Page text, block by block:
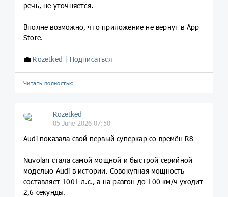
речь, не уточняется.
Вполне возможно, что приложение не вернут в App
Store.
💼 Rozetked | Подписаться
Читать полностью…
Rozetked
05 June 2026 07:50
Audi показала свой первый суперкар со времён R8
Nuvolari стала самой мощной и быстрой серийной
моделью Audi в истории. Совокупная мощность
составляет 1001 л.с., а на разгон до 100 км/ч уходит
2,6 секунды.